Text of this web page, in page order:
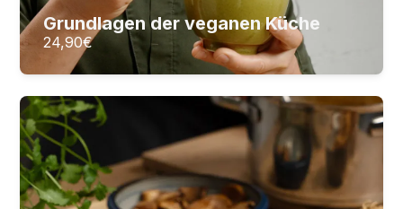
Grundlagen der veganen Küche
24,90€
€ ZUM KURS
Thailändisch kochen
Die Balance der Thai-Küche meistern
18Lektionen
2Stunden Videomaterial